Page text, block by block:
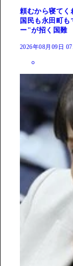
頼むから寝て
国民も永田町
ー"が招く国難
2026年08月09日